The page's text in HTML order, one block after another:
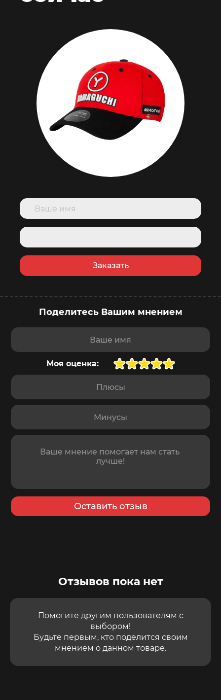
Заказать
купить сейчас
в корзину
Поделитесь Вашим мнением
Моя оценка:
Ваше имя
Плюсы
Минусы
Отзыв
Оставить отзыв
Отзывов пока нет
Помогите другим пользователям с
выбором!
Будьте первым, кто поделится своим
мнением о данном товаре.